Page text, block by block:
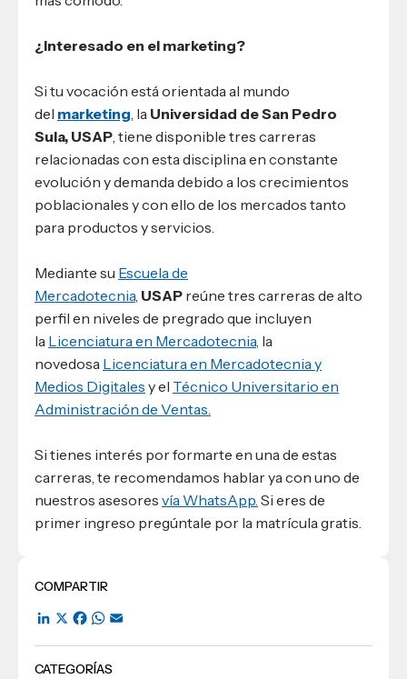
COMPARTIR
LinkedIn
X Facebook
WhatsApp
CATEGORÍAS
¿Interesado en el marketing?
Si tu vocación está orientada al mundo
del marketing, la Universidad de San Pedro
Sula, USAP, tiene disponible tres carreras
relacionadas con esta disciplina en constante
evolución y demanda debido a los crecimientos
poblacionales y con ello de los mercados tanto
para productos y servicios.
Mediante su Escuela de
Mercadotecnia USAP reúne tres carreras de alto
perfil en niveles de pregrado que incluyen
la Licenciatura en Mercadotecnia, la
novedosa Licenciatura en Mercadotecnia y
Medios Digitales y el Técnico Universitario en
Administración de Ventas.
Si tienes interés por formarte en una de estas
carreras, te recomendamos hablar ya con uno de
nuestros asesores vía WhatsApp. Si eres de
primer ingreso pregúntale por la matrícula gratis.